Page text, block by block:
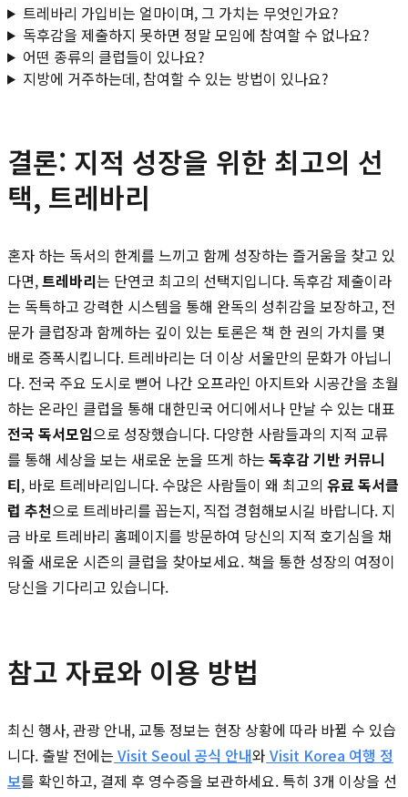
트레바리 가입비는 얼마이며, 그 가치는 무엇인가요?
독후감을 제출하지 못하면 정말 모임에 참여할 수 없나요?
어떤 종류의 클럽들이 있나요?
지방에 거주하는데, 참여할 수 있는 방법이 있나요?
결론: 지적 성장을 위한 최고의 선
택, 트레바리
혼자 하는 독서의 한계를 느끼고 함께 성장하는 즐거움을 찾고 있
다면,트레바리는 단연코 최고의 선택지입니다. 독후감 제출이라
는 독특하고 강력한 시스템을 통해 완독의 성취감을 보장하고, 전
문가 클럽장과 함께하는 깊이 있는 토론은 책 한 권의 가치를 몇
배로 증폭시킵니다. 트레바리는 더 이상 서울만의 문화가 아닙니
다. 전국 주요 도시로 뻗어 나간 오프라인 아지트와 시공간을 초월
하는 온라인 클럽을 통해 대한민국 어디에서나 만날 수 있는 대표
전국 독서모임으로 성장했습니다. 다양한 사람들과의 지적 교류
를 통해 세상을 보는 새로운 눈을 뜨게 하는 독후감 기반 커뮤니
티, 바로 트레바리입니다. 수많은 사람들이 왜 최고의 유료 독서클
럽 추천으로 트레바리를 꼽는지, 직접 경험해보시길 바랍니다. 지
금 바로 트레바리 홈페이지를 방문하여 당신의 지적 호기심을 채
워줄 새로운 시즌의 클럽을 찾아보세요. 책을 통한 성장의 여정이
당신을 기다리고 있습니다.
참고 자료와 이용 방법
최신 행사, 관광 안내, 교통 정보는 현장 상황에 따라 바뀔 수 있습
니다. 출발 전에는 Visit Seoul 공식 안내와 Visit Korea 여행 정
보를 확인하고, 결제 후 영수증을 보관하세요. 특히 3개 이상을 선